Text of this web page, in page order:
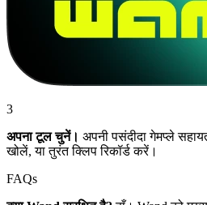
3
अपना टूल चुनें। अपनी पसंदीदा गेमप्ले
खोलें, या तुरंत क्लिप रिकॉर्ड करें।
FAQs